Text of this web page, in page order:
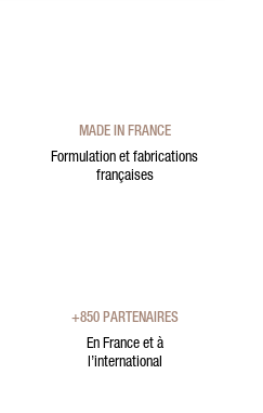
MADE IN FRANCE
Formulation et fabrications
françaises
+850 PARTENAIRES
En France et à
l’international